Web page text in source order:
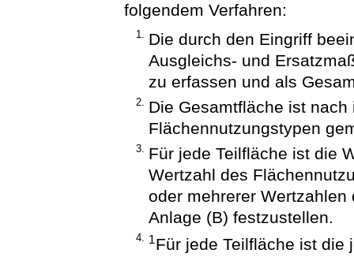
folgendem Verfahren:
1. Die durch den Eingriff
Ausgleichs- und
zu erfassen und als
2. Die Gesamtfläche ist
Flächennutzungstypen
3. Für jede Teilfläche ist die
Wertzahl des
oder mehrerer
Anlage (B) festzustellen.
4. 1Für jede Teilfläche ist die